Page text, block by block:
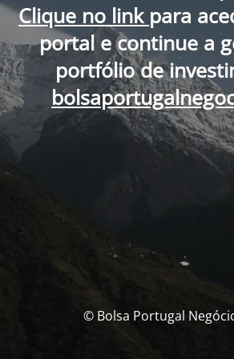
Clique no link para
portal e continue a
portfólio de
© Bolsa Portugal